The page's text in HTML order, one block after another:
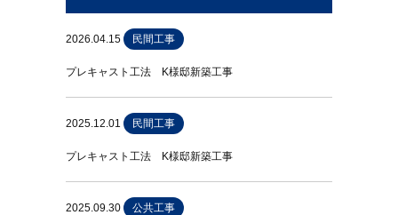
2026.04.15 民間工事
プレキャスト工法 K様邸新築工事
2025.12.01 民間工事
プレキャスト工法 K様邸新築工事
2025.09.30 公共工事